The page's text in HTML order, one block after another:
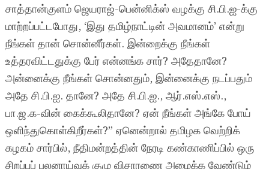
சாத்தான்குளம் ஜெயராஜ்-பென்னிக்ஸ் வழக்கு சி.பி.ஐ-க்கு
மாற்றப்பட்டபோது, ‘இது தமிழ்நாட்டின் அவமானம்’ என்று
நீங்கள் தான் சொன்னீர்கள். இன்றைக்கு நீங்கள்
உத்தரவிட்டதுக்கு பேர் என்னங்க சார்? அதேதானே?
அன்னைக்கு நீங்கள் சொன்னதும், இன்னைக்கு நடப்பதும்
அதே சி.பி.ஐ. தானே? அதே சி.பி.ஐ., ஆர்.எஸ்.எஸ்.,
பா.ஜ.க-வின் கைக்கூலிதானே? ஏன் நீங்கள் அங்கே போய்
ஒளிந்துகொள்கிறீர்கள்?” ஏனென்றால் தமிழக வெற்றிக்
கழகம் சார்பில், நீதிமன்றத்தின் நேரடி கண்காணிப்பில் ஒரு